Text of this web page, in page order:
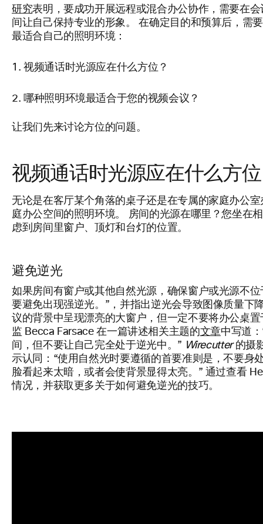
研究表明，要成功开展远程或混合办公协作，需要在
间让自己保持专业的形象。 在确定目的和预算后，需
最适合自己的照明环境：
视频通话时光源应在什么方位？
哪种照明环境最适合于您的视频会议？
让我们先来讨论方位的问题。
视频通话时光源应在什么方
无论是在客厅某个角落的桌子还是在专属的家庭办公
庭办公空间的照明环境。 房间的光源在哪里？您坐在
虑到房间里窗户、顶灯和台灯的位置。
避免逆光
如果房间有窗户或其他自然光源，确保窗户或光源不
要避免出现强逆光。”，并指出逆光会导致图像质量下
议的背景中呈现漂亮的大窗户，但一定不要将办公桌
监 Becca Farsace 在一篇讲述相关主题的文章中写道
间，但不要让自己完全处于逆光中。” Wirecutter的摄
示认同：“使用自然光时要遵循的首要准则是，不要身
脸看起来太暗，或者会使背景显得太亮。” 通过查看
情况，并获取更多关于如何避免逆光的技巧。